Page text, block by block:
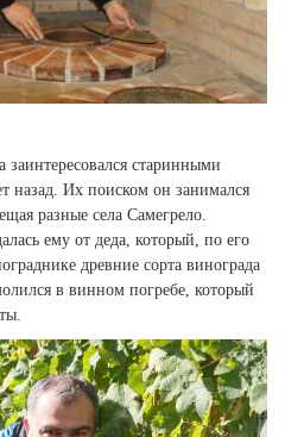
заинтересовался старинными
назад. Их поиском он занимался
разные села Самегрело.
ему от деда, который, по его
древние сорта винограда
в винном погребе, который